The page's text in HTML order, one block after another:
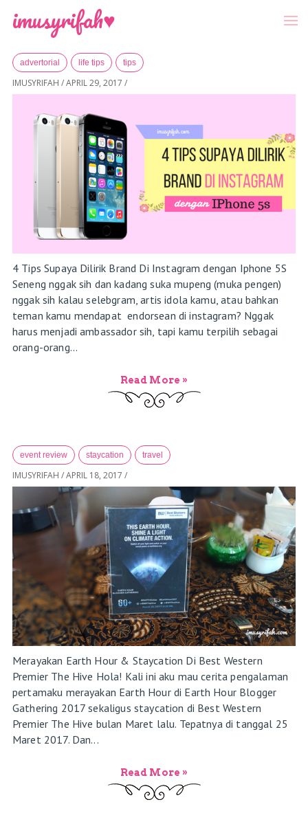
imusyrifah♥
Home»Archives for April 2017
advertorial life tips tips
IMUSYRIFAH /APRIL 29, 2017 /
4 Tips Supaya Dilirik Brand Di Instagram dengan Iphone 5S
Seneng nggak sih dan kadang suka mupeng (muka pengen)
nggak sih kalau selebgram, artis idola kamu, atau bahkan
teman kamu mendapat endorsean di instagram? Nggak
harus menjadi ambassador sih, tapi kamu terpilih sebagai
orang-orang...
Read More »
event review staycation travel
IMUSYRIFAH /APRIL 18, 2017 /
Merayakan Earth Hour & Staycation Di Best Western
Premier The Hive Hola! Kali ini aku mau cerita pengalaman
pertamaku merayakan Earth Hour di Earth Hour Blogger
Gathering 2017 sekaligus staycation di Best Western
Premier The Hive bulan Maret lalu. Tepatnya di tanggal 25
Maret 2017. Dan...
Read More »